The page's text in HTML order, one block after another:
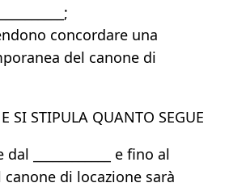
concordare una
del canone di
SI STIPULA QUANTO SEGUE
____________ e fino al
il canone di locazione sarà